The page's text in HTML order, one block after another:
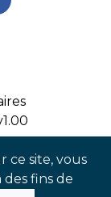
ce site, vous
des fins de